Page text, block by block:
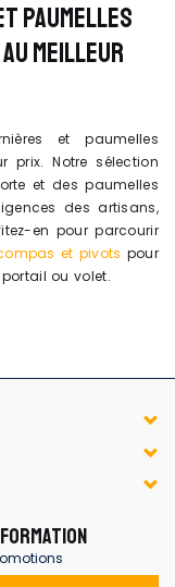
PAUMELLES
MEILLEUR
et paumelles
prix. Notre sélection
et des paumelles
des artisans,
en pour parcourir
et pivots pour
ou volet.